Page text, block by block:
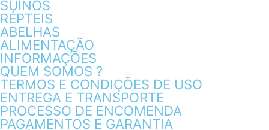
SUÍNOS
RÉPTEIS
ABELHAS
ALIMENTAÇÃO
INFORMAÇÕES
QUEM SOMOS ?
TERMOS E CONDIÇÕES DE USO
ENTREGA E TRANSPORTE
PROCESSO DE ENCOMENDA
PAGAMENTOS E GARANTIA